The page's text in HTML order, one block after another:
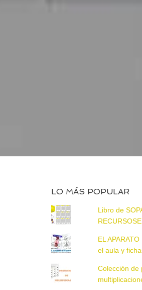
LO MÁS POPULAR
Libro de
EL
el aula y
Colección de